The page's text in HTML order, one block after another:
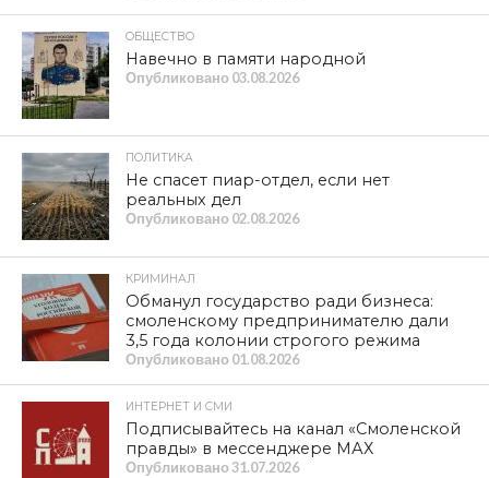
ОБЩЕСТВО
Навечно в памяти народной
Опубликовано 03.08.2026
ПОЛИТИКА
Не спасет пиар-отдел, если нет
реальных дел
Опубликовано 02.08.2026
КРИМИНАЛ
Обманул государство ради бизнеса:
смоленскому предпринимателю дали
3,5 года колонии строгого режима
Опубликовано 01.08.2026
ИНТЕРНЕТ И СМИ
Подписывайтесь на канал «Смоленской
правды» в мессенджере МАХ
Опубликовано31.07.2026